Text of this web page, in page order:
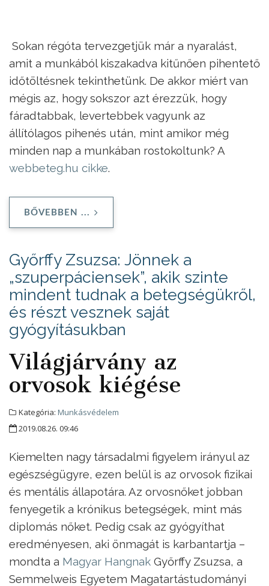
Sokan régóta tervezgetjük már a nyaralást,
amit a munkából kiszakadva kitűnően pihentető
időtöltésnek tekinthetünk. De akkor miért van
mégis az, hogy sokszor azt érezzük, hogy
fáradtabbak, levertebbek vagyunk az
állítólagos pihenés után, mint amikor még
minden nap a munkában rostokoltunk? A
webbeteg.hu cikke.
BŐVEBBEN ...
Győrffy Zsuzsa: Jönnek a
„szuperpáciensek”, akik szinte
mindent tudnak a betegségükről,
és részt vesznek saját
gyógyításukban
Világjárvány az
orvosok kiégése
Kategória: Munkásvédelem
2019.08.26. 09:46
Kiemelten nagy társadalmi figyelem irányul az
egészségügyre, ezen belül is az orvosok fizikai
és mentális állapotára. Az orvosnőket jobban
fenyegetik a krónikus betegségek, mint más
diplomás nőket. Pedig csak az gyógyíthat
eredményesen, aki önmagát is karbantartja –
mondta a Magyar Hangnak Győrffy Zsuzsa, a
Semmelweis Egyetem Magatartástudományi